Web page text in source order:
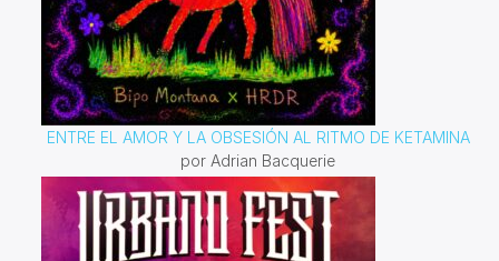
ENTRE EL AMOR Y LA OBSESIÓN AL RITMO DE KETAMINA
por Adrian Bacquerie